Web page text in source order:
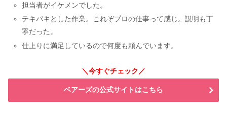
担当者がイケメンでした。
テキパキとした作業。これぞプロの仕事って感じ。説明も丁
寧だった。
仕上りに満足しているので何度も頼んでいます。
＼今すぐチェック／
ベアーズの公式サイトはこちら